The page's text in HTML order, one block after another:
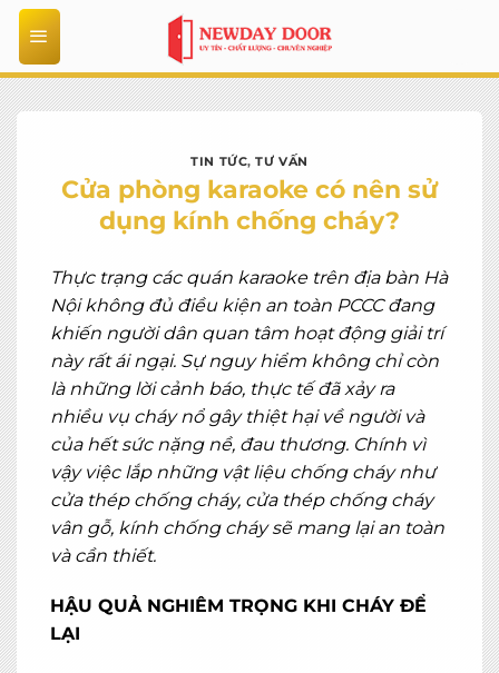
Bỏ
qua
nội
dung
TIN TỨC,TƯ VẤN
Cửa phòng karaoke có nên sử
dụng kính chống cháy?
Thực trạng các quán karaoke trên địa bàn Hà
Nội không đủ điều kiện an toàn PCCC đang
khiến người dân quan tâm hoạt động giải trí
này rất ái ngại. Sự nguy hiểm không chỉ còn
là những lời cảnh báo, thực tế đã xảy ra
nhiều vụ cháy nổ gây thiệt hại về người và
của hết sức nặng nề, đau thương. Chính vì
vậy việc lắp những vật liệu chống cháy như
cửa thép chống cháy, cửa thép chống cháy
vân gỗ, kính chống cháy sẽ mang lại an toàn
và cần thiết.
HẬU QUẢ NGHIÊM TRỌNG KHI CHÁY ĐỂ
LẠI